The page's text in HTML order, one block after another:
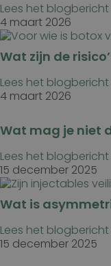
Lees het blogbericht
4 maart 2026
Wat zijn de
Lees het blogbericht
4 maart 2026
Wat mag je niet
Lees het blogbericht
15 december 2025
Wat is
Lees het blogbericht
15 december 2025